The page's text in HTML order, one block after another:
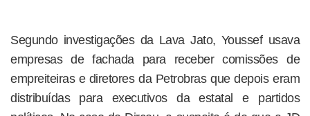
Segundo investigações da Lava Jato, Youssef usava
empresas de fachada para receber comissões de
empreiteiras e diretores da Petrobras que depois eram
distribuídas para executivos da estatal e partidos